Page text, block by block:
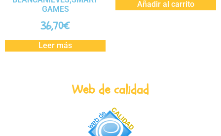
GAMES
36,70€
Leer más
Añadir al carrito
Web de calidad